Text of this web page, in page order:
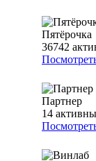
Пятёрочка
36742
Партнер
14